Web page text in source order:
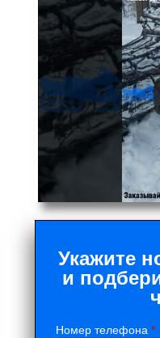
Укажите
и
Номер телефона *